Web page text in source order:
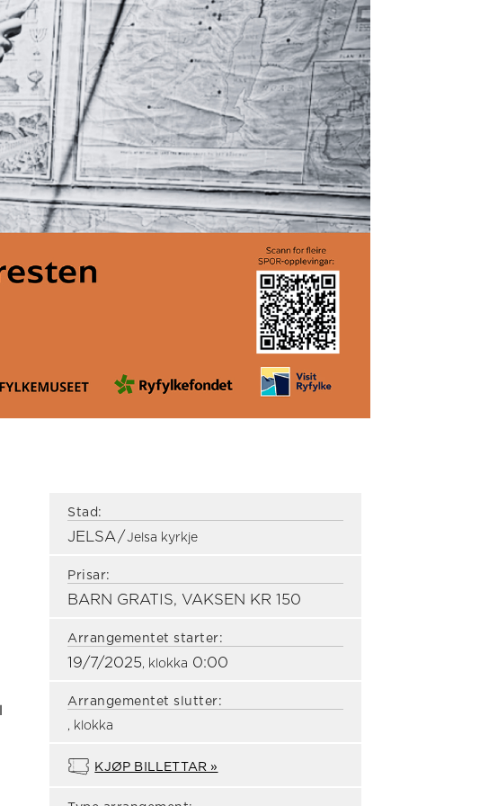
Stad:
JELSA / Jelsa kyrkje
Prisar:
BARN GRATIS, VAKSEN KR 150
Arrangementet starter:
19/7/2025, klokka 0:00
Arrangementet slutter:
, klokka
KJØP BILLETTAR »